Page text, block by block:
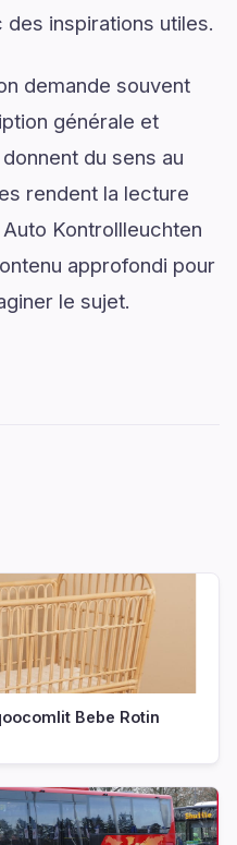
inspirations utiles.
demande souvent
générale et
du sens au
rendent la lecture
Kontrollleuchten
approfondi pour
le sujet.
Bebe Rotin